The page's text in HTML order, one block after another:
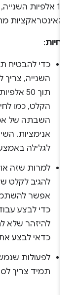
100 אלפיות
:
השנייה, צריך
תוך 50
הקלט, כמו
השבתה של
אנימציות.
לגלילה
למרות שזה אולי
להגיב לקלט של
כדי לבצע
להיזהר שלא
כדאי לבצע את
תמיד צריך